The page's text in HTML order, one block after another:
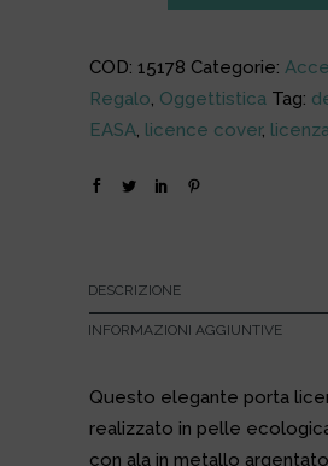
COD: 15178 Categorie:
Regalo, Oggettistica Tag:
EASA, licence cover,
DESCRIZIONE
INFORMAZIONI AGGIUNTIVE
Questo elegante porta
realizzato in pelle
con ala in metallo